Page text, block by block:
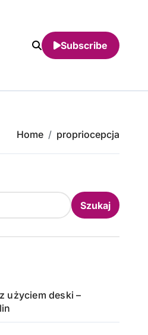
Subscribe
Home propriocepcja
Szukaj
użyciem deski –